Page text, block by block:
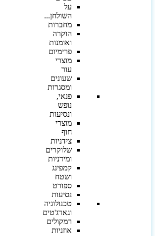
על
השולחן...
מחברות
הוקרה
ואומנות
פרימיום
מוצרי
עור
שעונים
ומסגרות
פנאי,
נופש
ונסיעות
מוצרי
חוף
צידניות
שלוקרים
ומידניות
קמפינג
ושטח
ספורט
נסיעות
טכנולוגיה
וגאדג'טים
רמקולים
אוזניות